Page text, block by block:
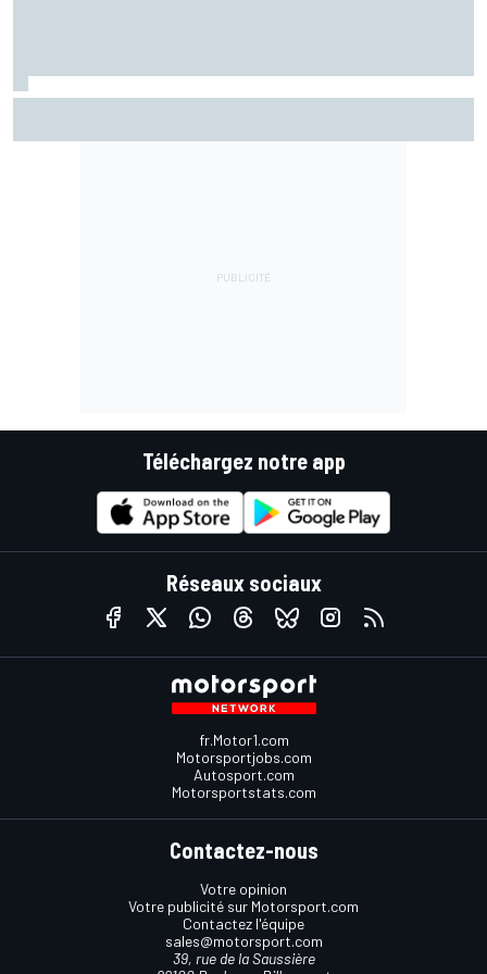
Téléchargez notre app
Réseaux sociaux
fr.Motor1.com
Motorsportjobs.com
Autosport.com
Motorsportstats.com
Contactez-nous
Votre opinion
Votre publicité sur Motorsport.com
Contactez l'équipe
sales@motorsport.com
39, rue de la Saussière